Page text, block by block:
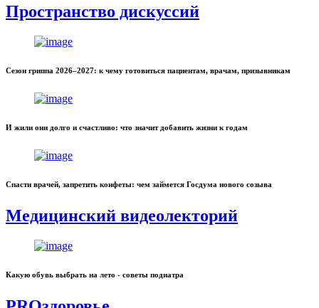
Пространство дискуссий
Сезон гриппа 2026–2027: к чему готовиться пациентам, врачам, призывникам
И жили они долго и счастливо: что значит добавить жизни к годам
Спасти врачей, запретить конфеты: чем займется Госдума нового созыва
Медицинский видеолекторий
Какую обувь выбрать на лето - советы подиатра